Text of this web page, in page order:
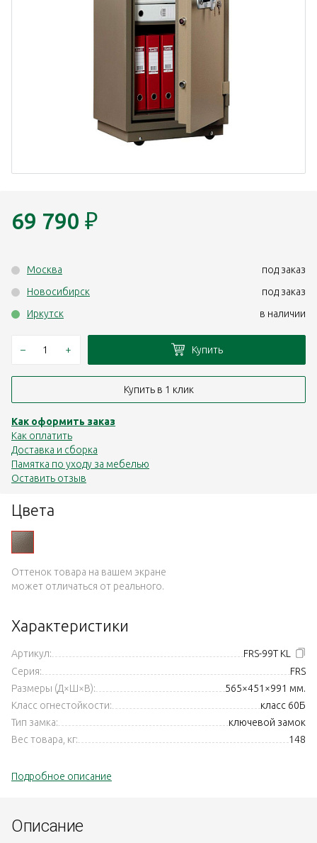
Цвета
Оттенок товара на вашем экране
может отличаться от реального.
Характеристики
Артикул:
FRS-99T KL
Серия:
FRS
Размеры (Д×Ш×В):
565×451×991 мм.
Класс огнестойкости:
класс 60Б
Тип замка:
ключевой замок
Вес товара, кг:
148
Подробное описание
69 790 ₽
Москва
под заказ
Новосибирск
под заказ
Иркутск
в наличии
– + Купить
Купить в 1 клик
Как оформить заказ
Как оплатить
Доставка и сборка
Памятка по уходу за мебелью
Оставить отзыв
Описание